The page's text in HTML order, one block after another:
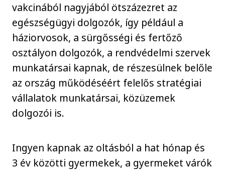
vakcinából nagyjából ötszázezret az
egészségügyi dolgozók, így például a
háziorvosok, a sürgősségi és fertőző
osztályon dolgozók, a rendvédelmi szervek
munkatársai kapnak, de részesülnek belőle
az ország működéséért felelős stratégiai
vállalatok munkatársai, közüzemek
dolgozói is.
Ingyen kapnak az oltásból a hat hónap és
3 év közötti gyermekek, a gyermeket várók